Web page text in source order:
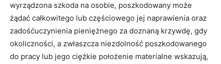
wyrządzona szkoda na osobie, poszkodowany może
żądać całkowitego lub częściowego jej naprawienia oraz
zadośćuczynienia pieniężnego za doznaną krzywdę, gdy
okoliczności, a zwłaszcza niezdolność poszkodowanego
do pracy lub jego ciężkie położenie materialne wskazują,